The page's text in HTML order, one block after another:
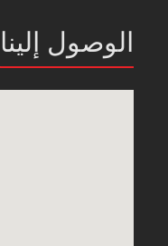
الوصول إلينا